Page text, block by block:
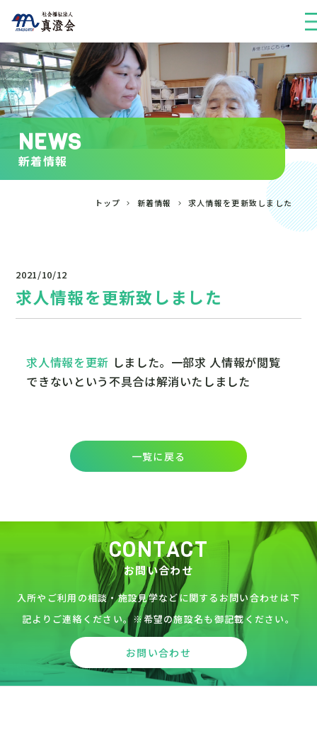
NEWS
新着情報
トップ 新着情報 求人情報を更新致しました
2021/10/12
求人情報を更新致しました
求人情報を更新 しました。一部求 人情報が閲覧
できないという不具合は解消いたしました
一覧に戻る
CONTACT
お問い合わせ
入所やご利用の相談・施設見学などに関するお問い合わせは下
記よりご連絡ください。※希望の施設名も御記載ください。
お問い合わせ